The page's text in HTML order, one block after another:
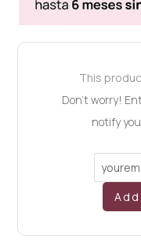
This
Don't worry!
notify